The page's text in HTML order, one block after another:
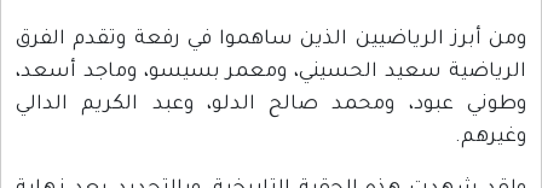
ومن أبرز الرياضيين الذين ساهموا في رفعة وتقدم الفرق
الرياضية سعيد الحسيني، ومعمر بسيسو، وماجد أسعد،
وطوني عبود، ومحمد صالح الدلو، وعبد الكريم الدالي
وغيرهم.